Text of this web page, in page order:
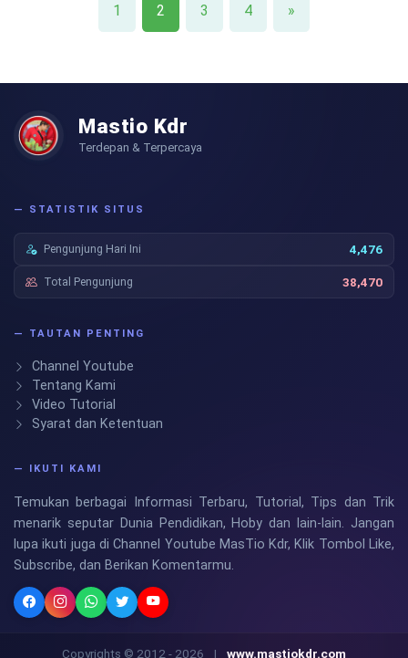
1 2 3 4 »
Mastio Kdr
Terdepan & Terpercaya
— STATISTIK SITUS
Pengunjung Hari Ini 4,476
Total Pengunjung 38,470
— TAUTAN PENTING
Channel Youtube
Tentang Kami
Video Tutorial
Syarat dan Ketentuan
— IKUTI KAMI
Temukan berbagai Informasi Terbaru, Tutorial, Tips dan Trik
menarik seputar Dunia Pendidikan, Hoby dan lain-lain. Jangan
lupa ikuti juga di Channel Youtube MasTio Kdr, Klik Tombol Like,
Subscribe, dan Berikan Komentarmu.
Copyrights © 2012 - 2026 | www.mastiokdr.com